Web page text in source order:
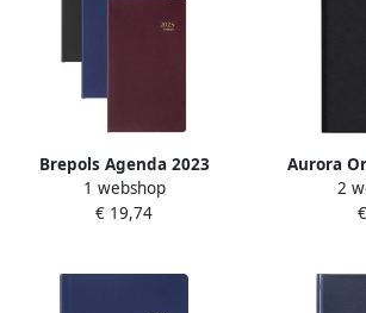
Brepols Agenda 2023
Breplan Seta 7dag 1pagina
assorti zw brd bl
1 webshop
€ 19,74
Aurora
2